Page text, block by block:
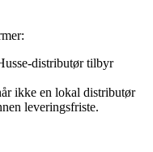
distributør tilbyr
ikke en lokal distributør
leveringsfriste.